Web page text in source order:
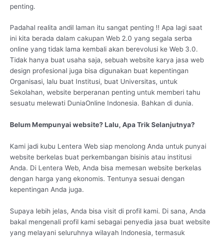
penting.
Padahal realita andil laman itu sangat penting !! Apa lagi saat
ini kita berada dalam cakupan Web 2.0 yang segala serba
online yang tidak lama kembali akan berevolusi ke Web 3.0.
Tidak hanya buat usaha saja, sebuah website karya jasa web
design profesional juga bisa digunakan buat kepentingan
Organisasi, lalu buat Institusi, buat Universitas, untuk
Sekolahan, website berperanan penting untuk memberi tahu
sesuatu melewati DuniaOnline Indonesia. Bahkan di dunia.
Belum Mempunyai website? Lalu, Apa Trik Selanjutnya?
Kami jadi kubu Lentera Web siap menolong Anda untuk punyai
website berkelas buat perkembangan bisinis atau institusi
Anda. Di Lentera Web, Anda bisa memesan website berkelas
dengan harga yang ekonomis. Tentunya sesuai dengan
kepentingan Anda juga.
Supaya lebih jelas, Anda bisa visit di profil kami. Di sana, Anda
bakal mengenali profil kami sebagai penyedia jasa buat website
yang melayani seluruhnya wilayah Indonesia, termasuk